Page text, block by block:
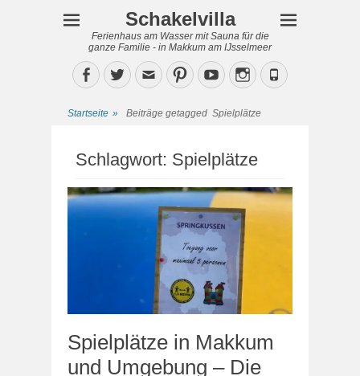
Schakelvilla
Ferienhaus am Wasser mit Sauna für die
ganze Familie - in Makkum am IJsselmeer
Facebook
TwitterEmailPinterestYouTubeInstagram
Phone
Startseite » Beiträge getagged Spielplätze
Schlagwort: Spielplätze
Spielplätze in Makkum
und Umgebung – Die